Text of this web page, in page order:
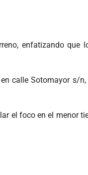
enfatizando que
calle Sotomayor s/
el foco en el menor